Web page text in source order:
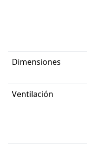
Dimensiones
Ventilación